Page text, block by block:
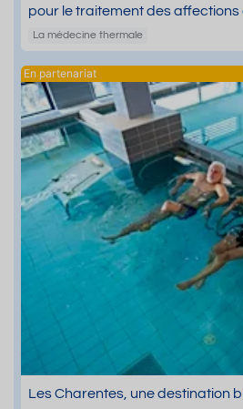
pour le traitement des
La médecine thermale
Les Charentes, une destination